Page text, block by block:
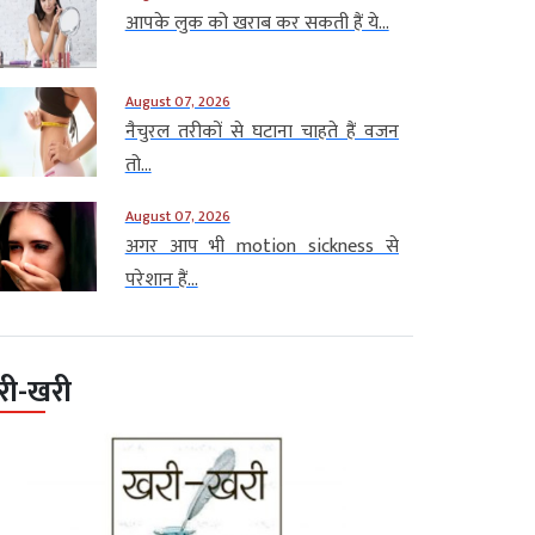
आपके लुक को खराब कर सकती हैं ये...
August 07, 2026
नैचुरल तरीकों से घटाना चाहते हैं वजन
तो...
August 07, 2026
अगर आप भी motion sickness से
परेशान हैं...
खरी